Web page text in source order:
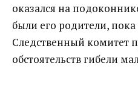
оказался на
были его родители, пока
Следственный комитет
обстоятельств гибели